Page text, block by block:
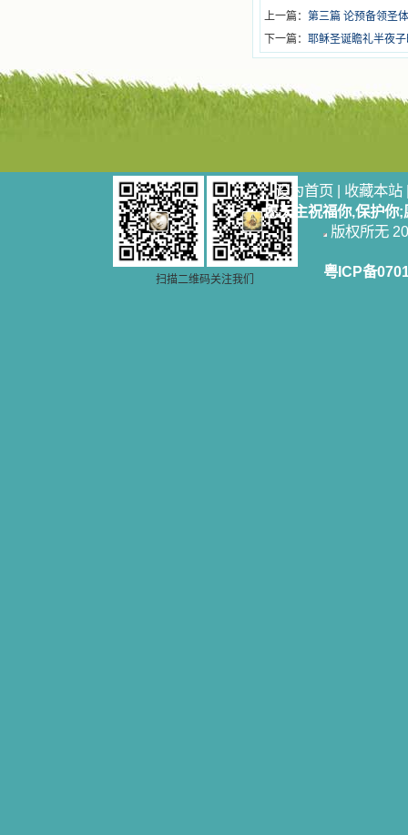
上一篇： 第三篇 论预备领圣体
下一篇： 耶稣圣诞瞻礼半夜
扫描二维码关注我们
设为首页 | 收藏本站
愿天主祝福你,保护你
版权所无
粤ICP备